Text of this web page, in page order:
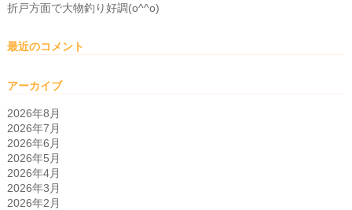
折戸方面で大物釣り好調(o^^o)
最近のコメント
アーカイブ
2026年8月
2026年7月
2026年6月
2026年5月
2026年4月
2026年3月
2026年2月